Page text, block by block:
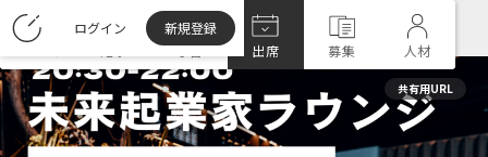
ログイン
新規登録
学習 出席 募集 人材
共有用URL